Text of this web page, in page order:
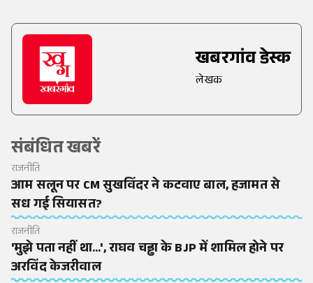
खबरगांव डेस्क
लेखक
संबंधित खबरें
राजनीति
आम सलून पर CM सुखविंदर ने कटवाए बाल, हजामत से
सध गई सियासत?
राजनीति
'मुझे पता नहीं था...', राघव चड्ढा के BJP में शामिल होने पर
अरविंद केजरीवाल